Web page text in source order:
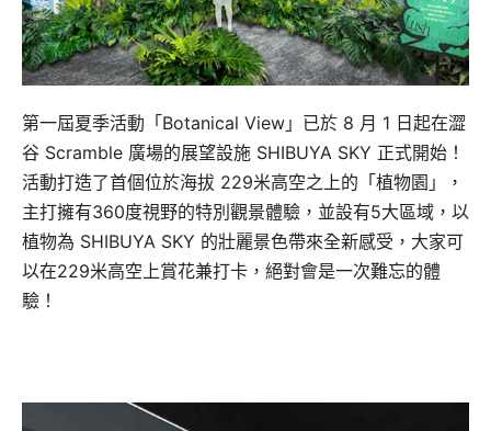
第一屆夏季活動「Botanical View」已於 8 月 1 日起在澀
谷 Scramble 廣場的展望設施 SHIBUYA SKY 正式開始！
活動打造了首個位於海拔 229米高空之上的「植物園」，
主打擁有360度視野的特別觀景體驗，並設有5大區域，以
植物為 SHIBUYA SKY 的壯麗景色帶來全新感受，大家可
以在229米高空上賞花兼打卡，絕對會是一次難忘的體
驗！